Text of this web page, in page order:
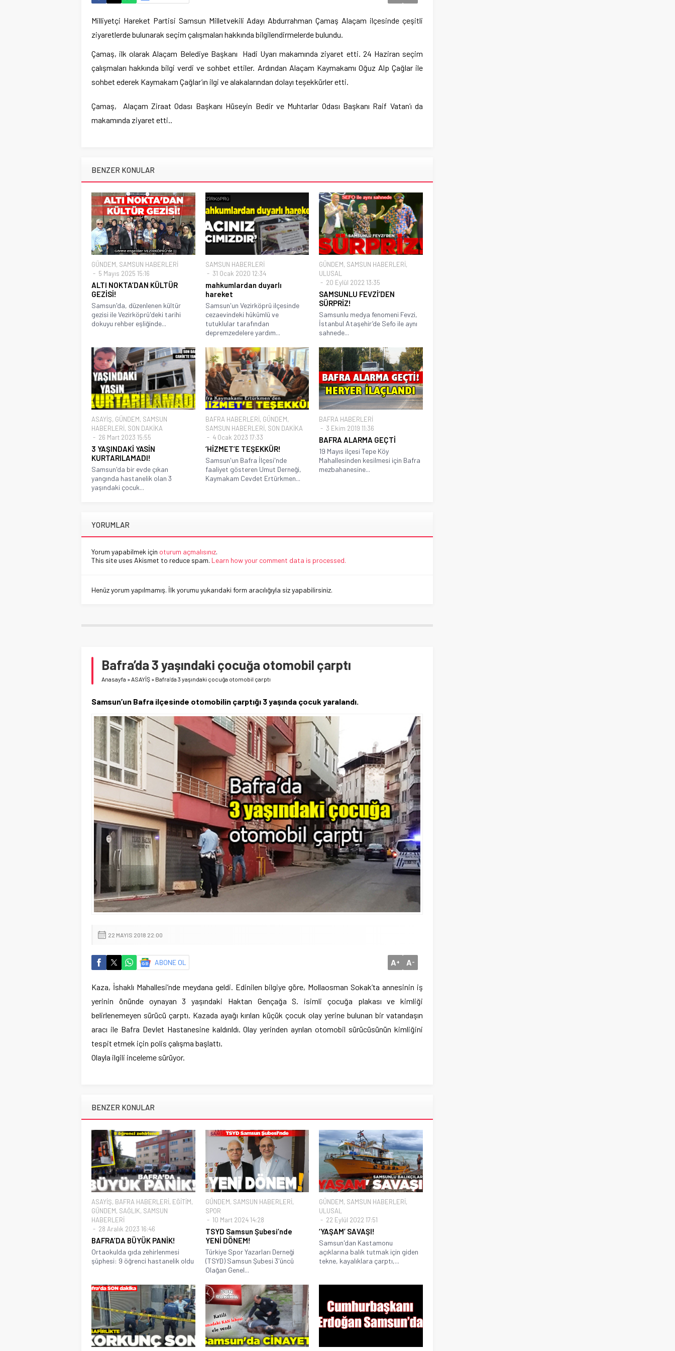
Milliyetçi Hareket Partisi Samsun Milletvekili Adayı Abdurrahman Çamaş Alaçam ilçesinde çeşitli
ziyaretlerde bulunarak seçim çalışmaları hakkında bilgilendirmelerde bulundu.
Çamaş, ilk olarak Alaçam Belediye Başkanı Hadi Uyarı makamında ziyaret etti. 24 Haziran seçim
çalışmaları hakkında bilgi verdi ve sohbet ettiler. Ardından Alaçam Kaymakamı Oğuz Alp Çağlar ile
sohbet ederek Kaymakam Çağlar’ın ilgi ve alakalarından dolayı teşekkürler etti.
Çamaş, Alaçam Ziraat Odası Başkanı Hüseyin Bedir ve Muhtarlar Odası Başkanı Raif Vatan’ı da
makamında ziyaret etti..
BENZER KONULAR
GÜNDEM, SAMSUN HABERLERİ
5 Mayıs 2025 15:16
ALTI NOKTA’DAN KÜLTÜR
GEZİSİ!
Samsun'da, düzenlenen kültür
gezisi ile Vezirköprü'deki tarihi
dokuyu rehber eşliğinde...
SAMSUN HABERLERİ
31 Ocak 2020 12:34
mahkumlardan duyarlı
hareket
Samsun'un Vezirköprü ilçesinde
cezaevindeki hükümlü ve
tutuklular tarafından
depremzedelere yardım...
GÜNDEM, SAMSUN HABERLERİ,
ULUSAL
20 Eylül 2022 13:35
SAMSUNLU FEVZİ’DEN
SÜRPRİZ!
Samsunlu medya fenomeni Fevzi,
İstanbul Ataşehir’de Sefo ile aynı
sahnede...
ASAYİŞ, GÜNDEM, SAMSUN
HABERLERİ, SON DAKİKA
26 Mart 2023 15:55
3 YAŞINDAKİ YASİN
KURTARILAMADI!
Samsun'da bir evde çıkan
yangında hastanelik olan 3
yaşındaki çocuk...
BAFRA HABERLERİ, GÜNDEM,
SAMSUN HABERLERİ, SON DAKİKA
4 Ocak 2023 17:33
‘HİZMET’E TEŞEKKÜR!
Samsun'un Bafra İlçesi'nde
faaliyet gösteren Umut Derneği,
Kaymakam Cevdet Ertürkmen...
BAFRA HABERLERİ
3 Ekim 2019 11:36
BAFRA ALARMA GEÇTİ
19 Mayıs ilçesi Tepe Köy
Mahallesinden kesilmesi için Bafra
mezbahanesine...
YORUMLAR
Yorum yapabilmek için oturum açmalısınız.
This site uses Akismet to reduce spam. Learn how your comment data is processed.
Henüz yorum yapılmamış. İlk yorumu yukarıdaki form aracılığıyla siz yapabilirsiniz.
Bafra’da 3 yaşındaki çocuğa otomobil çarptı
Anasayfa »ASAYİŞ » Bafra’da 3 yaşındaki çocuğa otomobil çarptı
Samsun’un Bafra ilçesinde otomobilin çarptığı 3 yaşında çocuk yaralandı.
22 MAYIS 2018 22:00
ABONE OL A+ A-
Kaza, İshaklı Mahallesi’nde meydana geldi. Edinilen bilgiye göre, Mollaosman Sokak’ta annesinin iş
yerinin önünde oynayan 3 yaşındaki Haktan Gençağa S. isimli çocuğa plakası ve kimliği
belirlenemeyen sürücü çarptı. Kazada ayağı kırılan küçük çocuk olay yerine bulunan bir vatandaşın
aracı ile Bafra Devlet Hastanesine kaldırıldı. Olay yerinden ayrılan otomobil sürücüsünün kimliğini
tespit etmek için polis çalışma başlattı.
Olayla ilgili inceleme sürüyor.
BENZER KONULAR
ASAYİŞ, BAFRA HABERLERİ, EĞİTİM,
GÜNDEM, SAĞLIK, SAMSUN
HABERLERİ
28 Aralık 2023 16:46
BAFRA’DA BÜYÜK PANİK!
Ortaokulda gıda zehirlenmesi
şüphesi: 9 öğrenci hastanelik oldu
GÜNDEM, SAMSUN HABERLERİ,
SPOR
10 Mart 2024 14:28
TSYD Samsun Şubesi’nde
YENİ DÖNEM!
Türkiye Spor Yazarları Derneği
(TSYD) Samsun Şubesi 3'üncü
Olağan Genel...
GÜNDEM, SAMSUN HABERLERİ,
ULUSAL
22 Eylül 2022 17:51
‘YAŞAM’ SAVAŞI!
Samsun'dan Kastamonu
açıklarına balık tutmak için giden
tekne, kayalıklara çarptı,...